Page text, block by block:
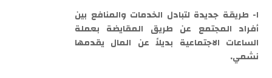
١- طريقة جديدة لتبادل الخدمات والمنافع بين
أفراد المجتمع عن طريق المقايضة بعملة
الساعات الاجتماعية بديلاً عن المال يقدمها
نشمي.